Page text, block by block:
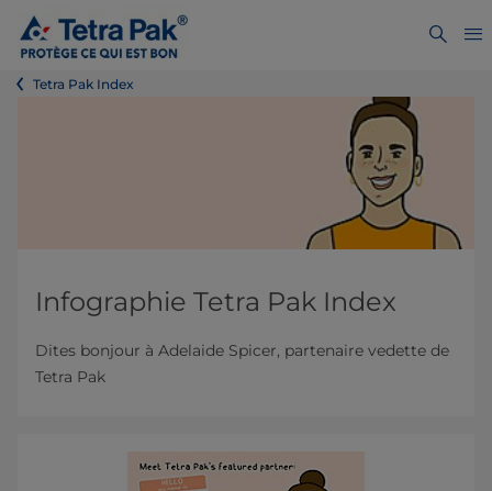
Tetra Pak Index
Infographie Tetra Pak Index
Dites bonjour à Adelaide Spicer, partenaire vedette de
Tetra Pak